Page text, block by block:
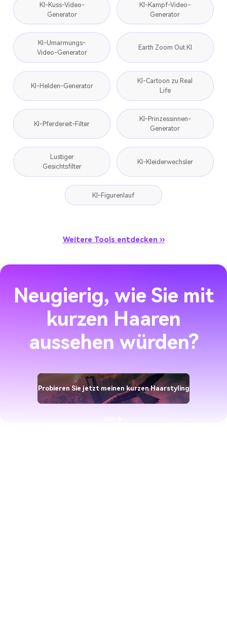
KI-Kuss-Video-
Generator
KI-Kampf-Video-
Generator
KI-Umarmungs-
Video-Generator
Earth Zoom Out KI
KI-Helden-Generator
KI-Cartoon zu Real
Life
KI-Pferdereit-Filter
KI-Prinzessinnen-
Generator
Lustiger
Gesichtsfilter
KI-Kleiderwechsler
KI-Figurenlauf
Weitere Tools entdecken ››
Neugierig, wie Sie mit
kurzen Haaren
aussehen würden?
Probieren Sie jetzt meinen kurzen Haarstyling